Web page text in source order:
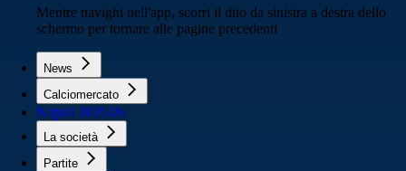
Mentre navighi nell'app, scorri il dito da sinistra a destra dello
schermo per tornare alle pagine precedenti
News
Calciomercato
Napoli 2025/26
La società
Partite